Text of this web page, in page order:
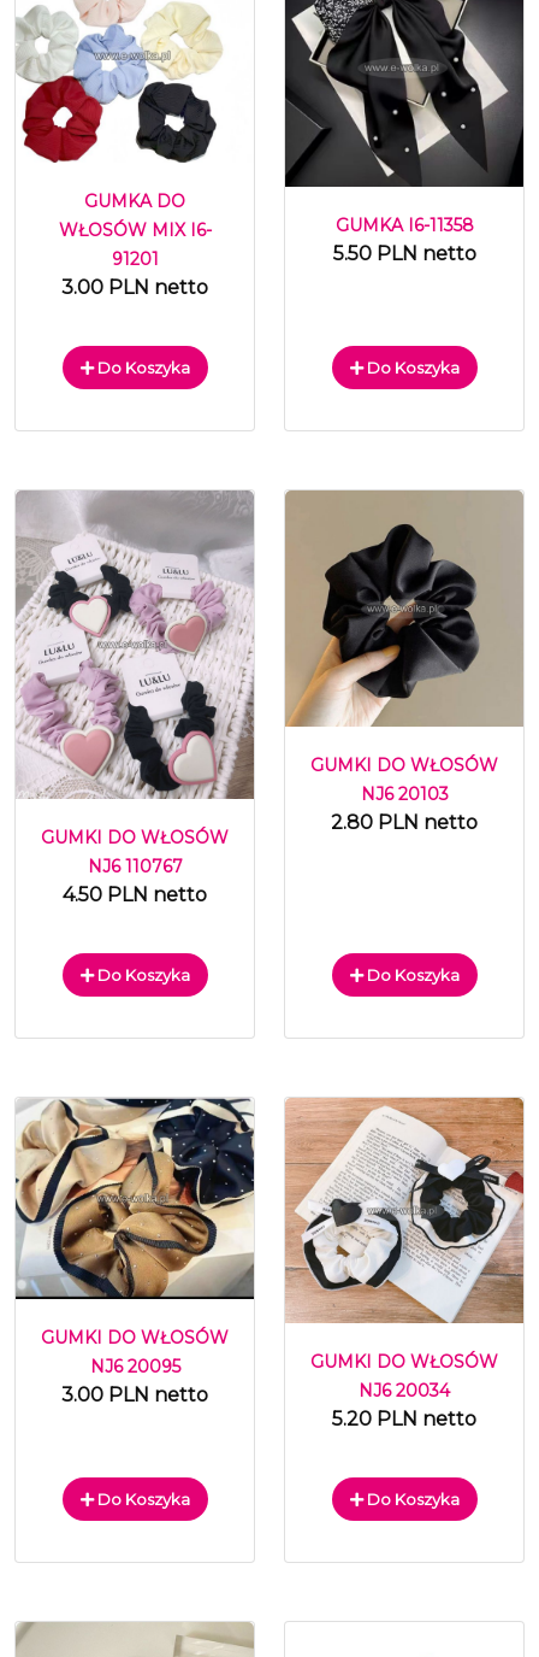
GUMKA DO
WŁOSÓW MIX I6-
91201
3.00 PLN netto
Do Koszyka
GUMKA I6-11358
5.50 PLN netto
Do Koszyka
GUMKI DO WŁOSÓW
NJ6 110767
4.50 PLN netto
Do Koszyka
GUMKI DO WŁOSÓW
NJ6 20103
2.80 PLN netto
Do Koszyka
GUMKI DO WŁOSÓW
NJ6 20095
3.00 PLN netto
Do Koszyka
GUMKI DO WŁOSÓW
NJ6 20034
5.20 PLN netto
Do Koszyka